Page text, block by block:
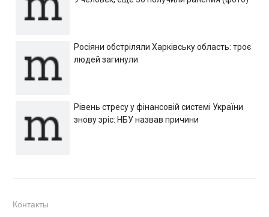
Росіяни обстріляли Харківську область: троє
людей загинули
Рівень стресу у фінансовій системі України
знову зріс: НБУ назвав причини
Контакты